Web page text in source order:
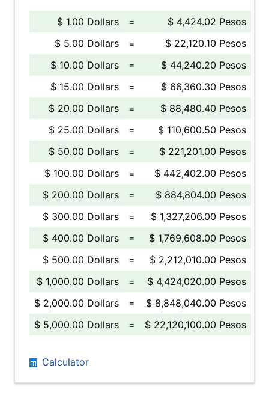
$ 1.00 Dollars =
$ 4,424.02 Pesos
$ 5.00 Dollars
=
$ 22,120.10 Pesos
$ 10.00 Dollars
=
$ 44,240.20 Pesos
$ 15.00 Dollars
=
$ 66,360.30 Pesos
$ 20.00 Dollars
=
$ 88,480.40 Pesos
$ 25.00 Dollars
=
$ 110,600.50 Pesos
$ 50.00 Dollars
=
$ 221,201.00 Pesos
$ 100.00 Dollars
=
$ 442,402.00 Pesos
$ 200.00 Dollars
=
$ 884,804.00 Pesos
$ 300.00 Dollars
=
$ 1,327,206.00 Pesos
$ 400.00 Dollars
=
$ 1,769,608.00 Pesos
$ 500.00 Dollars
=
$ 2,212,010.00 Pesos
$ 1,000.00 Dollars
=
$ 4,424,020.00 Pesos
$ 2,000.00 Dollars
=
$ 8,848,040.00 Pesos
$ 5,000.00 Dollars
= $ 22,120,100.00 Pesos
Calculator